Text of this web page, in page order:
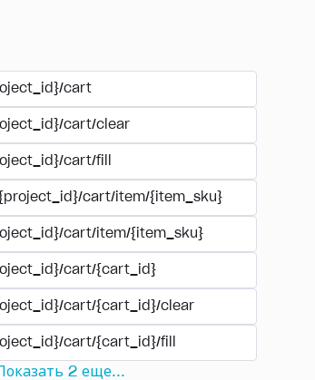
cart
cart/clear
cart/fill
cart/item/{item_sku}
cart/item/{item_sku}
cart/{cart_id}
cart/{cart_id}/clear
cart/{cart_id}/fill
2 еще...